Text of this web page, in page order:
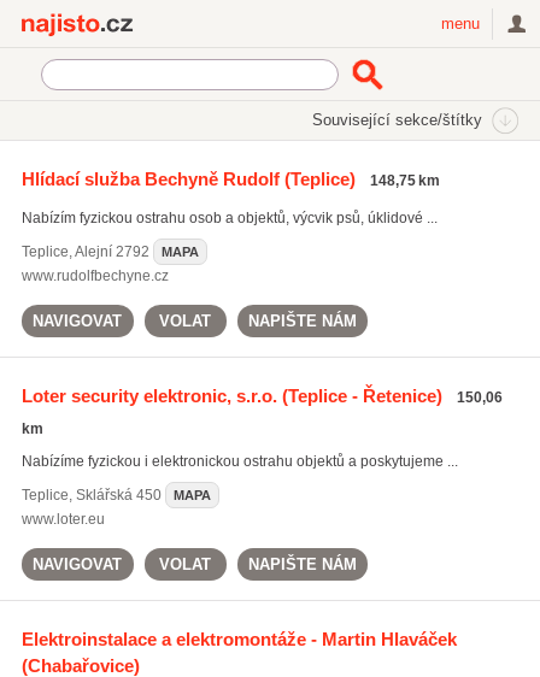
menu
Související sekce/štítky
ochrana majetku(1126)
bezpečnostní kamery
(1337)
Hlídací služba Bechyně Rudolf(Teplice) 148,75 km
Nabízím fyzickou ostrahu osob a objektů, výcvik psů, úklidové ...
Teplice,Alejní 2792 MAPA
www.rudolfbechyne.cz
NAVIGOVAT VOLAT NAPIŠTE NÁM
Loter security elektronic, s.r.o.(Teplice - Řetenice)
150,06
km
Nabízíme fyzickou i elektronickou ostrahu objektů a poskytujeme ...
Teplice, Sklářská 450 MAPA
www.loter.eu
NAVIGOVAT VOLAT NAPIŠTE NÁM
Elektroinstalace a elektromontáže - Martin Hlaváček
(Chabařovice)